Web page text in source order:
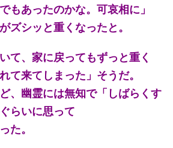
もあったのかな。可哀相に」
ズシッと重くなったと。
て、家に戻ってもずっと重く
て来てしまった」そうだ。
、幽霊には無知で「しばらくす
らいに思って
た。